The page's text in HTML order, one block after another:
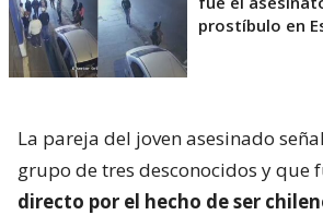
prostíbulo en
La pareja del joven asesinado
grupo de tres desconocidos y que
directo por el hecho de ser